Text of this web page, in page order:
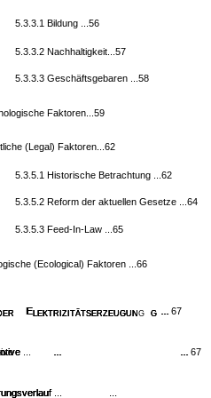
5.3.3.1 Bildung ...56
5.3.3.2 Nachhaltigkeit...57
5.3.3.3 Geschäftsgebaren ...58
Faktoren...59
(Legal) Faktoren...62
5.3.5.1 Historische Betrachtung ...62
5.3.5.2 Reform der aktuellen Gesetze ...64
5.3.5.3 Feed-In-Law ...65
(Ecological) Faktoren ...66
E
E
E
E LEKTRIZITÄTSERZEUGUN
LEKTRIZITÄTSERZEUGUN
LEKTRIZITÄTSERZEUGUN
LEKTRIZITÄTSERZEUGUNG G
G
G ... 67
... ...
... ...
...... 67
...